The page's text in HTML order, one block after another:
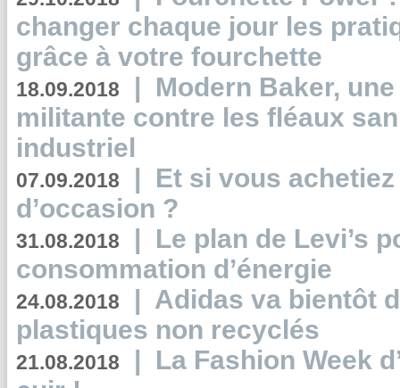
changer chaque jour les
grâce à votre fourchette
18.09.2018 | Modern Baker,
militante contre les fléaux
industriel
07.09.2018 | Et si vous
d’occasion ?
31.08.2018 | Le plan de Levi’s
consommation d’énergie
24.08.2018 | Adidas va bientôt
plastiques non recyclés
21.08.2018 | La Fashion Week